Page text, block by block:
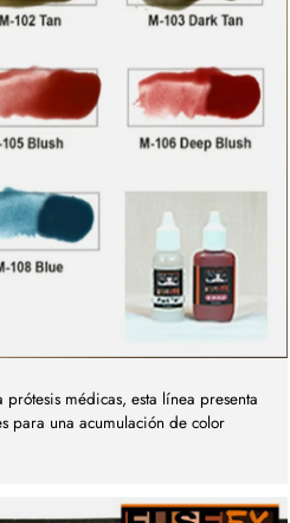
médicas, esta línea presenta
para una acumulación de color